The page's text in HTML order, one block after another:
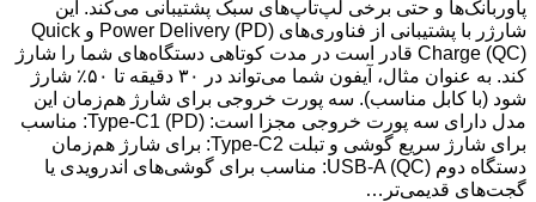
پاوربانک‌ها و حتی برخی لپ‌تاپ‌های سبک پشتیبانی می‌کند. این
شارژر با پشتیبانی از فناوری‌های Power Delivery (PD) و Quick
Charge (QC) قادر است در مدت کوتاهی دستگاه‌های شما را شارژ
کند. به عنوان مثال، آیفون شما می‌تواند در ۳۰ دقیقه تا ۵۰٪ شارژ
شود (با کابل مناسب). سه پورت خروجی برای شارژ هم‌زمان این
مدل دارای سه پورت خروجی مجزا است: Type-C1 (PD): مناسب
برای شارژ سریع گوشی و تبلت Type-C2: برای شارژ هم‌زمان
دستگاه دوم USB-A (QC): مناسب برای گوشی‌های اندرویدی یا
گجت‌های قدیمی‌تر…